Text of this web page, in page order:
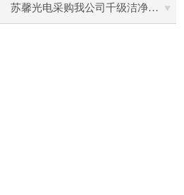
苏馨光电采购我公司千级洁净棚普通工作台一批（7月07日）已顺利交货